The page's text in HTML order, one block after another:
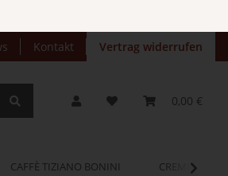
Kontakt Vertrag widerrufen
0,00 €
CAFFÈ TIZIANO BONINI CREMEO